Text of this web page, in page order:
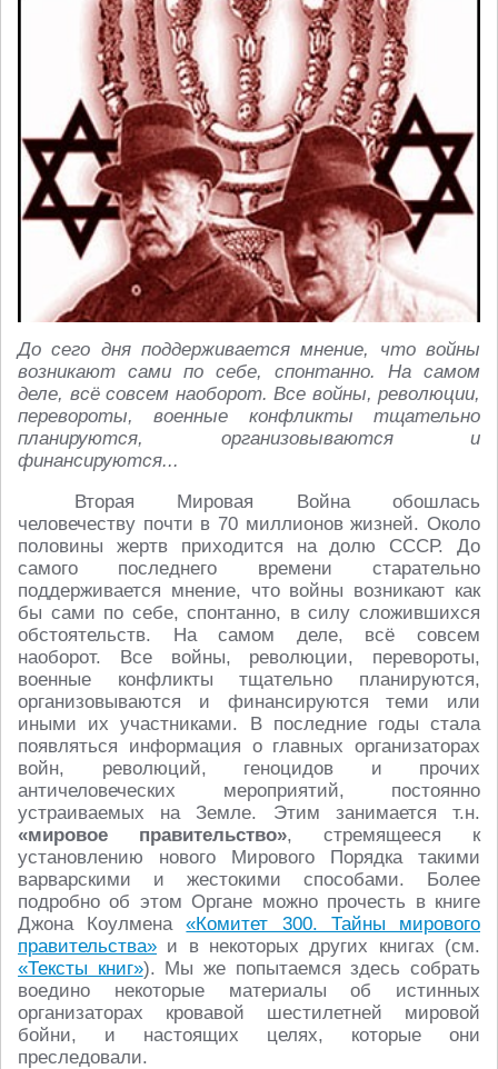
До сего дня поддерживается мнение, что войны
возникают сами по себе, спонтанно. На самом
деле, всё совсем наоборот. Все войны, революции,
перевороты, военные конфликты тщательно
планируются, организовываются и
финансируются...
Вторая Мировая Война обошлась
человечеству почти в 70 миллионов жизней. Около
половины жертв приходится на долю СССР. До
самого последнего времени старательно
поддерживается мнение, что войны возникают как
бы сами по себе, спонтанно, в силу сложившихся
обстоятельств. На самом деле, всё совсем
наоборот. Все войны, революции, перевороты,
военные конфликты тщательно планируются,
организовываются и финансируются теми или
иными их участниками. В последние годы стала
появляться информация о главных организаторах
войн, революций, геноцидов и прочих
античеловеческих мероприятий, постоянно
устраиваемых на Земле. Этим занимается т.н.
«мировое правительство», стремящееся к
установлению нового Мирового Порядка такими
варварскими и жестокими способами. Более
подробно об этом Органе можно прочесть в книге
Джона Коулмена«Комитет 300. Тайны мирового
правительства» и в некоторых других книгах (см.
«Тексты книг»). Мы же попытаемся здесь собрать
воедино некоторые материалы об истинных
организаторах кровавой шестилетней мировой
бойни, и настоящих целях, которые они
преследовали.